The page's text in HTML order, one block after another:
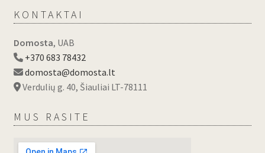
KONTAKTAI
Domosta, UAB
+370 683 78432
domosta@domosta.lt
Verdulių g. 40, Šiauliai LT-78111
MUS RASITE